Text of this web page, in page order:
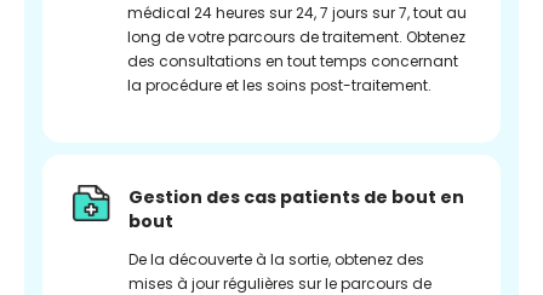
médical 24 heures sur 24, 7 jours sur 7, tout au
long de votre parcours de traitement. Obtenez
des consultations en tout temps concernant
la procédure et les soins post-traitement.
Gestion des cas patients de bout en
bout
De la découverte à la sortie, obtenez des
mises à jour régulières sur le parcours de